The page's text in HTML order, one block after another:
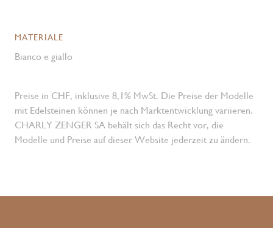
MATERIALE
Bianco e giallo
Preise in CHF, inklusive 8,1% MwSt. Die Preise der Modelle
mit Edelsteinen können je nach Marktentwicklung variieren.
CHARLY ZENGER SA behält sich das Recht vor, die
Modelle und Preise auf dieser Website jederzeit zu ändern.